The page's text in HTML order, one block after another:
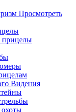
Просмотреть
прицелы
Видения
охоты